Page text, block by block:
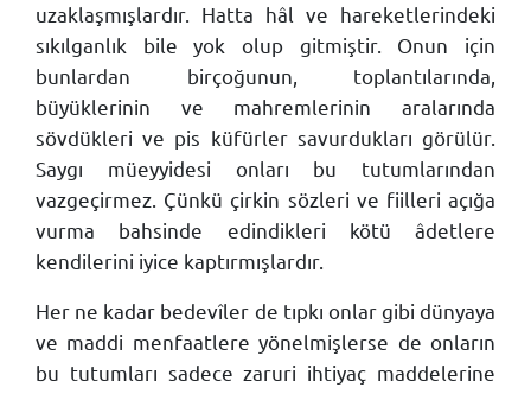
uzaklaşmışlardır. Hatta hâl ve hareketlerindeki
sıkılganlık bile yok olup gitmiştir. Onun için
bunlardan birçoğunun, toplantılarında,
büyüklerinin ve mahremlerinin aralarında
sövdükleri ve pis küfürler savurdukları görülür.
Saygı müeyyidesi onları bu tutumlarından
vazgeçirmez. Çünkü çirkin sözleri ve fiilleri açığa
vurma bahsinde edindikleri kötü âdetlere
kendilerini iyice kaptırmışlardır.
Her ne kadar bedevîler de tıpkı onlar gibi dünyaya
ve maddi menfaatlere yönelmişlerse de onların
bu tutumları sadece zaruri ihtiyaç maddelerine